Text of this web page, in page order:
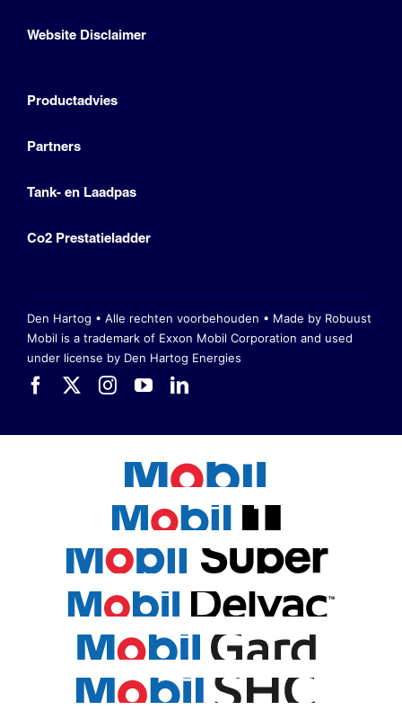
Website Disclaimer
Productadvies
Partners
Tank- en Laadpas
Co2 Prestatieladder
Den Hartog • Alle rechten voorbehouden • Made by Robuust
Mobil is a trademark of Exxon Mobil Corporation and used
under license by Den Hartog Energies